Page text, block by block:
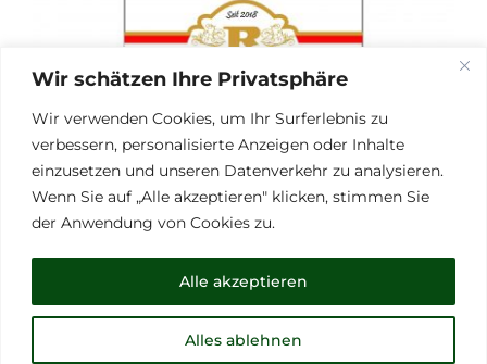
Wir schätzen Ihre Privatsphäre
Wir verwenden Cookies, um Ihr Surferlebnis zu
verbessern, personalisierte Anzeigen oder Inhalte
einzusetzen und unseren Datenverkehr zu analysieren.
Wenn Sie auf „Alle akzeptieren" klicken, stimmen Sie
der Anwendung von Cookies zu.
Alles ablehnen
Alle akzeptieren